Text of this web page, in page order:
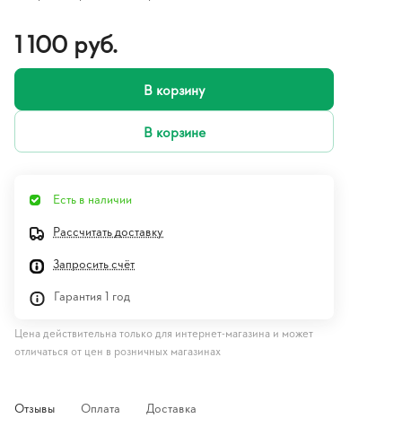
1 100 руб.
В корзину
В корзине
Есть в наличии
Рассчитать доставку
Запросить счёт
Гарантия 1 год
Цена действительна только для интернет-магазина и может
отличаться от цен в розничных магазинах
Отзывы Оплата Доставка